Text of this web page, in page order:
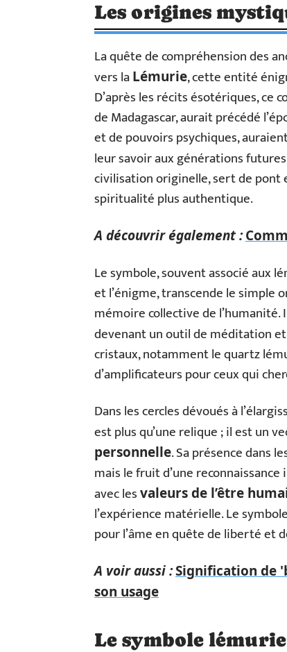
Les origines
La quête de compréhension des
vers laLémurie, cette entité
D’après les récits ésotériques, ce
de Madagascar, aurait précédé
et de pouvoirs psychiques,
leur savoir aux générations
civilisation originelle, sert de pont
spiritualité plus authentique.
A découvrir également :
Le symbole, souvent associé aux
et l’énigme, transcende le simple
mémoire collective de
devenant un outil de méditation
cristaux, notamment le quartz
d’amplificateurs pour ceux qui
Dans les cercles dévoués à
est plus qu’une relique ; il est un
personnelle. Sa présence dans
mais le fruit d’une
avec lesvaleurs de l’être
l’expérience matérielle. Le
pour l’âme en quête de liberté et
A voir aussi :Signification de
son usage
Le symbole